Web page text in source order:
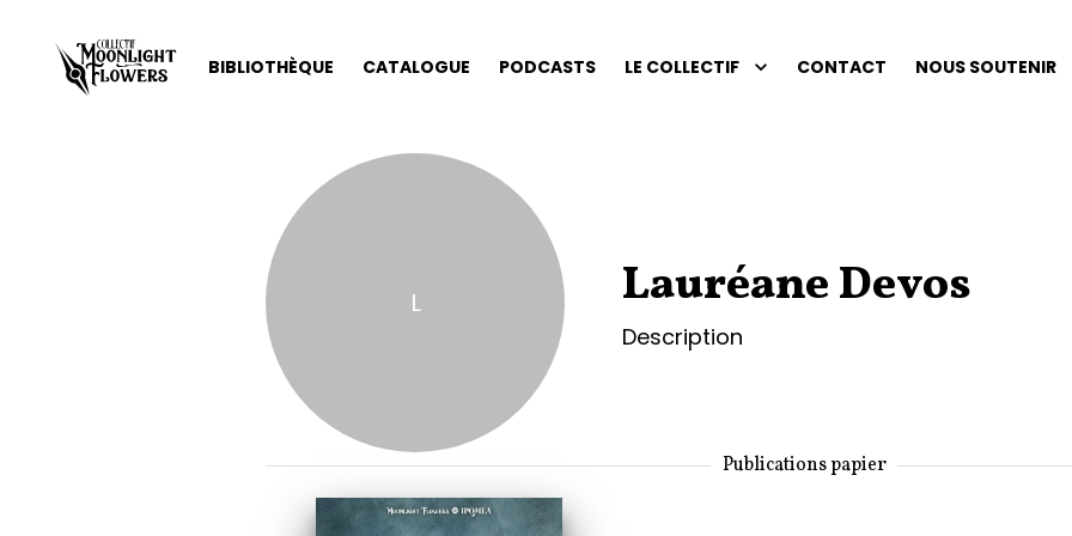
BIBLIOTHÈQUE CATALOGUE PODCASTS LE COLLECTIF CONTACT NOUS SOUTENIR
L Lauréane Devos
Description
Publications papier